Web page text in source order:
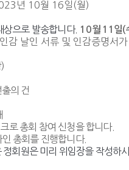
년 10월 16일(월)
상으로 발송합니다. 10월 11 일(
감 날인 서류 및 인감증명서
)
의 건
로 총회 참여 신청을 합니다.
총회를 진행합니다.
정회원은 미리 위임장을 작성하